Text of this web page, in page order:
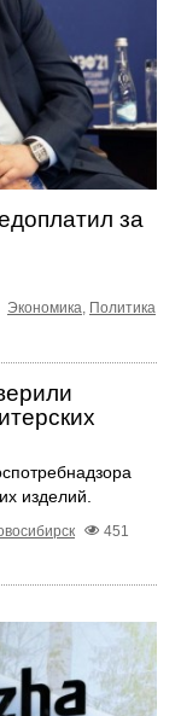
за
Экономика, Политика
изделий.
451